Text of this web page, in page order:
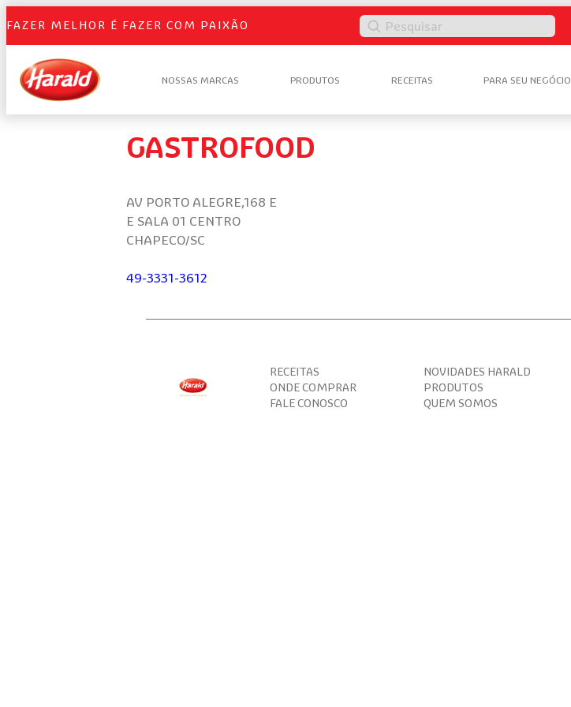
FAZER MELHOR É FAZER COM PAIXÃO Pesquisar
NOSSAS MARCAS PRODUTOS RECEITAS PARA SEU NEGÓCIO
GASTROFOOD
AV PORTO ALEGRE,168 E
E SALA 01 CENTRO
CHAPECO/SC
49-3331-3612
RECEITAS
NOVIDADES HARALD
ONDE COMPRAR
PRODUTOS
FALE CONOSCO
QUEM SOMOS